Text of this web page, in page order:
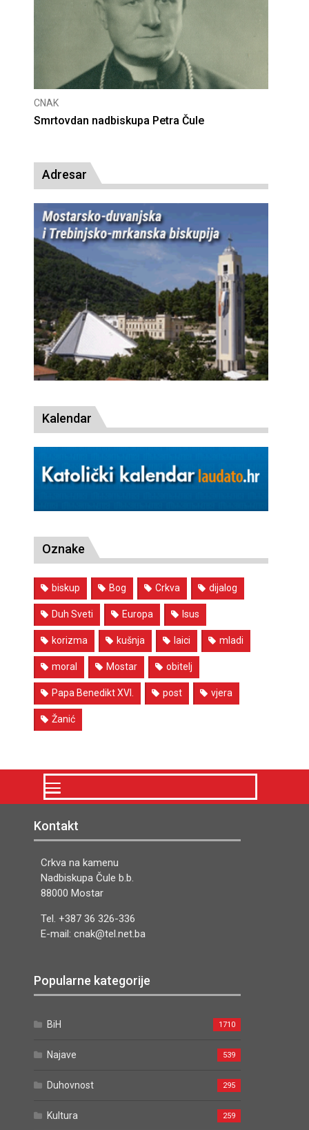
CNAK
Deseta obljetnica poništenja komunističke
Adresar
Kalendar
Oznake
biskup Bog Crkva dijalog
Duh Sveti Europa Isus
korizma kušnja laici mladi
moral Mostar obitelj
Papa Benedikt XVI. post vjera
Žanić
Kontakt
Crkva na kamenu
Nadbiskupa Čule b.b.
88000 Mostar
Tel. +387 36 326-336
E-mail: cnak@tel.net.ba
Popularne kategorije
BiH 1710
Najave 539
Duhovnost 295
Kultura 259